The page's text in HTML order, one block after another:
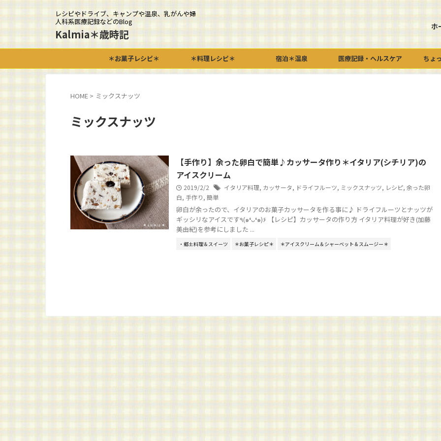
レシピやドライブ、キャンプや温泉、乳がんや婦
人科系医療記録などのBlog
Kalmia＊歳時記
ホ
＊お菓子レシピ＊ ＊料理レシピ＊ 宿泊＊温泉 医療記録・ヘルスケア ちょ
HOME > ミックスナッツ
ミックスナッツ
【手作り】余った卵白で簡単♪カッサータ作り＊イタリア(シチリア)の
アイスクリーム
2019/2/2 イタリア料理, カッサータ, ドライフルーツ, ミックスナッツ, レシピ, 余った卵
白, 手作り, 簡単
卵白が余ったので、イタリアのお菓子カッサータを作る事に♪ ドライフルーツとナッツが
ギッシリなアイスです٩(๑❛ᴗ❛๑)۶ 【レシピ】カッサータの作り方 イタリア料理が好き(加藤
美由紀)を参考にしました ...
・郷土料理＆スイーツ ＊お菓子レシピ＊ ＊アイスクリーム＆シャーベット＆スムージー＊